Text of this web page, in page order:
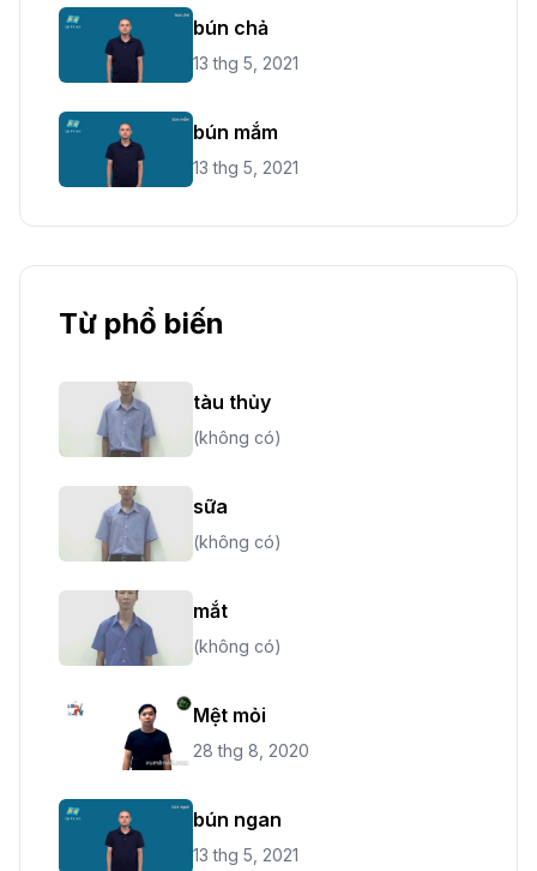
bún chả
13 thg 5, 2021
bún mắm
13 thg 5, 2021
Từ phổ biến
tàu thủy
(không có)
sữa
(không có)
mắt
(không có)
Mệt mỏi
28 thg 8, 2020
bún ngan
13 thg 5, 2021